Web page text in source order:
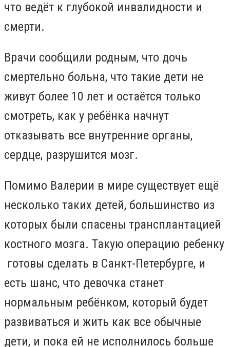
что ведёт к глубокой инвалидности и
смерти.
Врачи сообщили родным, что дочь
смертельно больна, что такие дети не
живут более 10 лет и остаётся только
смотреть, как у ребёнка начнут
отказывать все внутренние органы,
сердце, разрушится мозг.
Помимо Валерии в мире существует ещё
несколько таких детей, большинство из
которых были спасены трансплантацией
костного мозга. Такую операцию ребенку
готовы сделать в Санкт-Петербурге, и
есть шанс, что девочка станет
нормальным ребёнком, который будет
развиваться и жить как все обычные
дети, и пока ей не исполнилось больше